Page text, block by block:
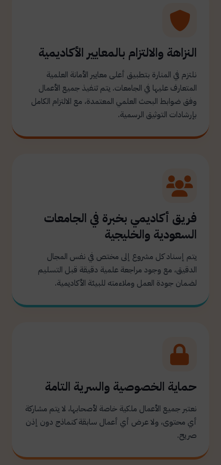
النزاهة والالتزام بالمعايير الأكاديمية
نلتزم في المنارة بتطبيق أعلى معايير الأمانة العلمية
المتعارف عليها في الجامعات. يتم تنفيذ جميع الأعمال
وفق ضوابط البحث العلمي المعتمدة، مع الالتزام الكامل
بإرشادات التوثيق الرسمية.
فريق أكاديمي بخبرة في الجامعات
السعودية والخليجية
يتم إسناد كل مشروع إلى مختص في نفس المجال
الدقيق، مع وجود مراجعة علمية دقيقة قبل التسليم
لضمان جودة العمل وملاءمته للبيئة الأكاديمية.
حماية الخصوصية والسرية التامة
نعتبر جميع الأعمال ملكية خاصة لأصحابها، لا يتم مشاركة
أي محتوى، ولا عرض أي أعمال سابقة كنماذج دون إذن
صريح.